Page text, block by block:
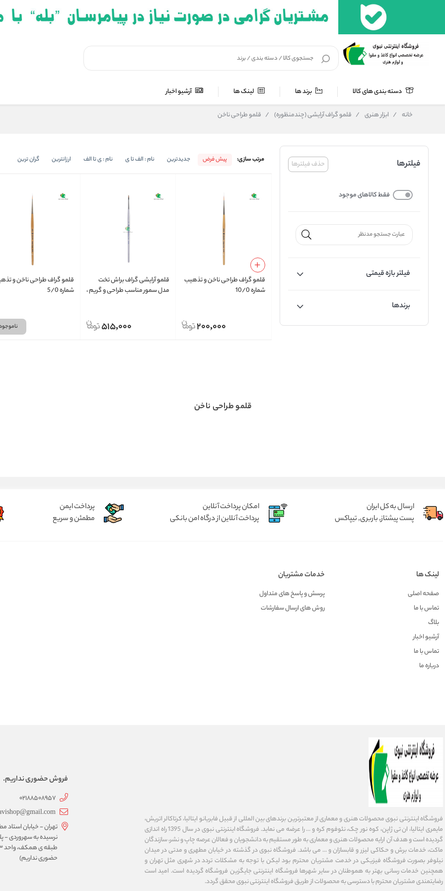
دسته بندی های کالا برند ها لینک ها آرشیو اخبار
خانه / ابزار هنری / قلمو گراف آرایشی (چندمنظوره) / قلمو طراحی ناخن
حذف فیلترها فیلترها
فقط کالاهای موجود
فیلتر بازه قیمتی
برندها
مرتب سازی: پیش فرض جدیدترین نام : الف تا ی نام : ی تا الف ارزانترین گران ترین
قلمو گراف طراحی ناخن و تذهیب
شماره 10/0
200,000
قلمو آرایشی گراف براش تخت
مدل سمور مناسب طراحی و گریم ،
515,000
قلمو گراف طراحی ناخن و
شماره 5/0
قلمو طراحی ناخن
ارسال به کل ایران
پست پیشتاز, باربری, تیپاکس
امکان پرداخت آنلاین
پرداخت آنلاین از درگاه امن بانکی
پرداخت ایمن
مطمئن و سریع
لینک ها
صفحه اصلی
تماس با ما
بلاگ
آرشیو اخبار
تماس با ما
درباره ما
خدمات مشتریان
پرسش و پاسخ های متداول
روش های ارسال سفارشات
فروشگاه اینترنتی نبوی محصولات هنری و معماری از معتبرترین برندهای بین المللی از قبیل فابریانو ایتالیا، کرتاکالر اتریش،
مایمری ایتالیا، ان تی ژاپن، کوه نور چک، نئوفوم کره و ... را عرضه می نماید. فروشگاه اینترنتی نبوی در سال 1395 راه اندازی
گردیده است و هدف آن ارایه محصولات هنری و معماری به طور مستقیم به دانشجویان و فعالان عرصه چاپ و نشر، سازندگان
ماکت، خدمات برش و حکاکی لیزر و قابسازان و ... می باشد. فروشگاه نبوی در گذشته در خیابان مطهری و مدتی در میدان
نیلوفر بصورت فروشگاه فیزیکی در خدمت مشتریان محترم بود لیکن با توجه به مشکلات تردد در شهری مثل تهران و
همچنین خدمات رسانی بهتر به هموطنان در سایر شهرها فروشگاه اینترنتی جایگزین فروشگاه گردیده است. امید است
رضایتمندی مشتریان محترم با دسترسی به محصولات از طریق فروشگاه اینترنتی نبوی محقق گردد.
فروش حضوری نداریم.
02188508957
تهران - خیابان استاد
حضوری نداریم)